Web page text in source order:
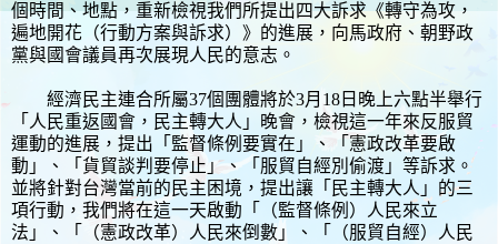
個時間、地點，重新檢視我們所提出四大訴求《轉守為攻，
遍地開花（行動方案與訴求）》的進展，向馬政府、朝野政
黨與國會議員再次展現人民的意志。
經濟民主連合所屬37個團體將於3月18日晚上六點半舉行
「人民重返國會，民主轉大人」晚會，檢視這一年來反服貿
運動的進展，提出「監督條例要實在」、「憲政改革要啟
動」、「貨貿談判要停止」、「服貿自經別偷渡」等訴求。
並將針對台灣當前的民主困境，提出讓「民主轉大人」的三
項行動，我們將在這一天啟動「（監督條例）人民來立
法」、「（憲政改革）人民來倒數」、「（服貿自經）人民